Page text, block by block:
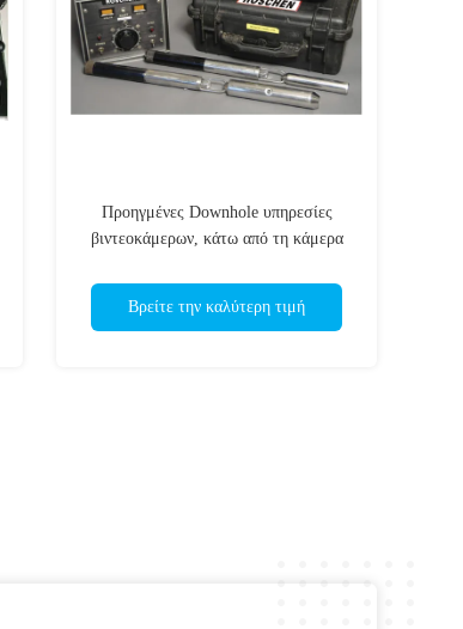
Προηγμένες Downhole υπηρεσίες
βιντεοκάμερων, κάτω από τη κάμερα
Βρείτε την καλύτερη τιμή